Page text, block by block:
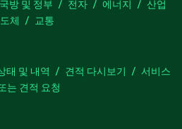
방 및 정부 전자 에너지
산업
체 교통
태 및 내역 견적 다시보기
서비스
는 견적 요청